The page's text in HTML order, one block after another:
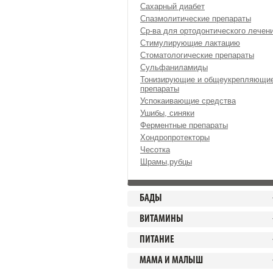
Сахарный диабет
Спазмолитические препараты
Ср-ва для ортодонтического
Стимулирующие лактацию
Стоматологические препараты
Сульфаниламиды
Тонизирующие и
препараты
Успокаивающие средства
Ушибы, синяки
Ферментные препараты
Хондропротекторы
Чесотка
Шрамы,рубцы
БАДЫ
ВИТАМИНЫ
ПИТАНИЕ
МАМА И МАЛЫШ